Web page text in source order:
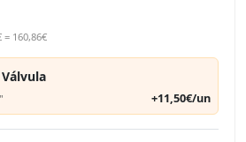
160,86€
+11,50€/un